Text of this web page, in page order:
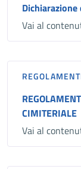
Vai al
CIMITERIALE
Vai al